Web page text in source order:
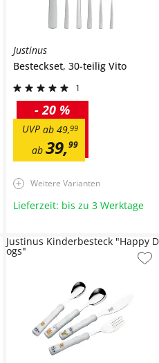
Justinus
Besteckset, 30-teilig Vito
1
ab 39,99
ab 49,99
UVP
- 20 %
Weitere Varianten
Lieferzeit: bis zu 3 Werktage
Justinus Kinderbesteck "Happy D
ogs"